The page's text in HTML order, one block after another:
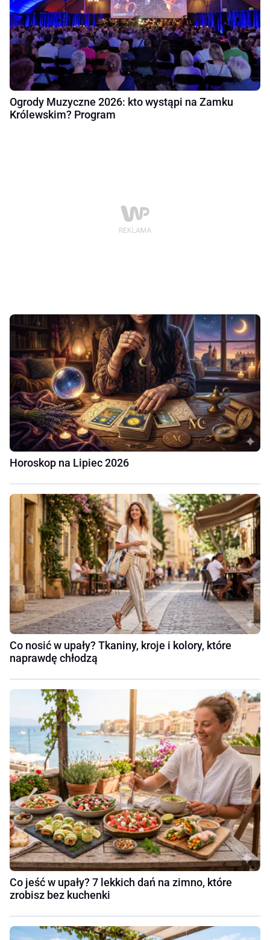
Ogrody Muzyczne 2026: kto wystąpi na Zamku
Królewskim? Program
Horoskop na Lipiec 2026
Co nosić w upały? Tkaniny, kroje i kolory, które
naprawdę chłodzą
Co jeść w upały? 7 lekkich dań na zimno, które
zrobisz bez kuchenki